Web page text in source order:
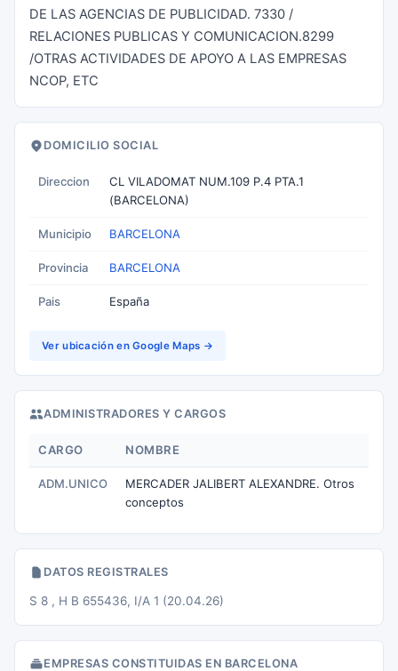
DE LAS AGENCIAS DE PUBLICIDAD. 7330 /
RELACIONES PUBLICAS Y COMUNICACION.8299
/OTRAS ACTIVIDADES DE APOYO A LAS EMPRESAS
NCOP, ETC
DOMICILIO SOCIAL
Direccion
CL VILADOMAT NUM.109 P.4 PTA.1
(BARCELONA)
Municipio BARCELONA
Provincia BARCELONA
Pais España
Ver ubicación en Google Maps →
ADMINISTRADORES Y CARGOS
CARGO NOMBRE
ADM.UNICO
MERCADER JALIBERT ALEXANDRE. Otros
conceptos
DATOS REGISTRALES
S 8 , H B 655436, I/A 1 (20.04.26)
EMPRESAS CONSTITUIDAS EN BARCELONA